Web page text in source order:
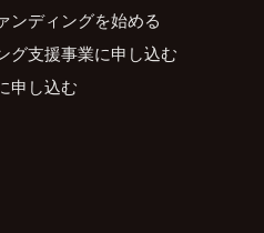
ンディングを始める
グ支援事業に申し込む
申し込む